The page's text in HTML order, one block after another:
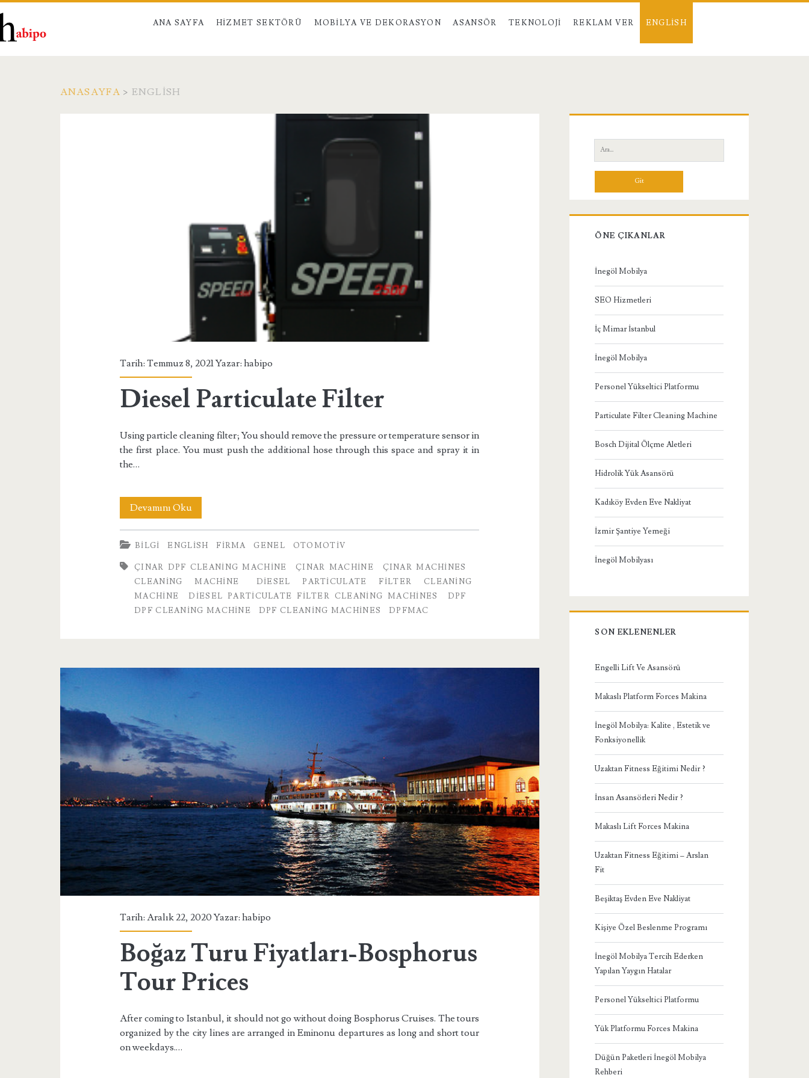
ANA SAYFA HIZMET SEKTÖRÜ MOBILYA VE DEKORASYON ASANSÖR TEKNOLOJI REKLAM VER ENGLISH
ANASAYFA > ENGLISH
Tarih: Temmuz 8, 2021 Yazar:habipo
Diesel Particulate Filter
Using particle cleaning filter; You should remove the pressure or temperature sensor in
the first place. You must push the additional hose through this space and spray it in
the…
Devamını OkuDiesel
Particulate
Filter
BILGI ENGLISH FIRMA GENEL OTOMOTIV
ÇINAR DPF CLEANING MACHINE ÇINAR MACHINE
ÇINAR MACHINES
CLEANING MACHINE
DIESEL PARTICULATE FILTER CLEANING
MACHINE
DIESEL PARTICULATE FILTER CLEANING MACHINES
DPF
DPF CLEANING MACHINE
DPF CLEANING MACHINES DPFMAC
Tarih: Aralık 22, 2020 Yazar:habipo
Boğaz Turu Fiyatları-Bosphorus
Tour Prices
After coming to Istanbul, it should not go without doing Bosphorus Cruises. The tours
organized by the city lines are arranged in Eminonu departures as long and short tour
on weekdays.…
Yan
Menü
Ara:
ÖNE ÇIKANLAR
İnegöl Mobilya
SEO Hizmetleri
İç Mimar İstanbul
İnegöl Mobilya
Personel Yükseltici Platformu
Particulate Filter Cleaning Machine
Bosch Dijital Ölçme Aletleri
Hidrolik Yük Asansörü
Kadıköy Evden Eve Nakliyat
İzmir Şantiye Yemeği
İnegöl Mobilyası
SON EKLENENLER
Engelli Lift Ve Asansörü
Makaslı Platform Forces Makina
İnegöl Mobilya: Kalite , Estetik ve
Fonksiyonellik
Uzaktan Fitness Eğitimi Nedir ?
İnsan Asansörleri Nedir ?
Makaslı Lift Forces Makina
Uzaktan Fitness Eğitimi – Arslan
Fit
Beşiktaş Evden Eve Nakliyat
Kişiye Özel Beslenme Programı
İnegöl Mobilya Tercih Ederken
Yapılan Yaygın Hatalar
Personel Yükseltici Platformu
Yük Platformu Forces Makina
Düğün Paketleri İnegöl Mobilya
Rehberi